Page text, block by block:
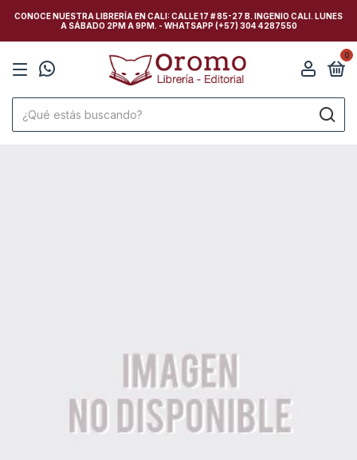
CONOCE NUESTRA LIBRERÍA EN CALI: CALLE 17 # 85-27 B. INGENIO CALI. LUNES
A SÁBADO 2PM A 9PM. - WHATSAPP (+57) 304 4287550
0